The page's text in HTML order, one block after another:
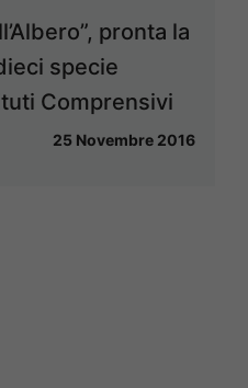
pronta la
specie
Comprensivi
25 Novembre 2016